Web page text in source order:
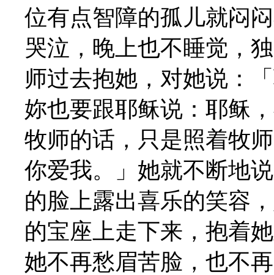
位有点智障的孤儿就闷
哭泣，晚上也不睡觉，
师过去抱她，对她说：
妳也要跟耶稣说：耶稣
牧师的话，只是照着牧
你爱我。」她就不断地
的脸上露出喜乐的笑容
的宝座上走下来，抱着
她不再愁眉苦脸，也不